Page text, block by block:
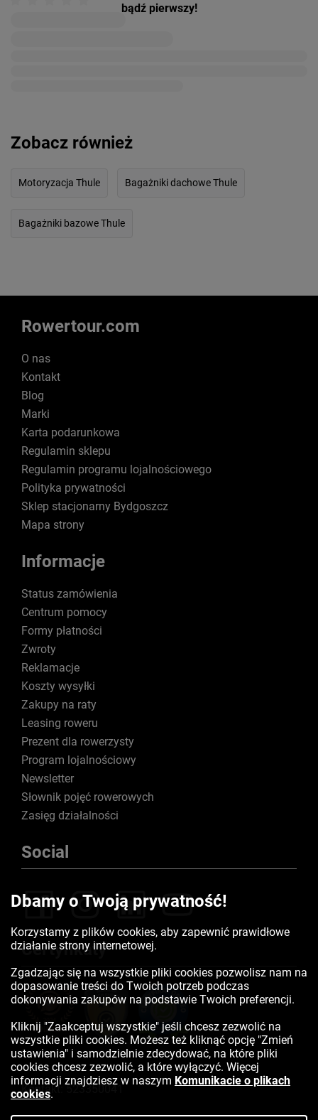
bądź pierwszy!
Zobacz również
Motoryzacja Thule Bagażniki dachowe Thule
Bagażniki bazowe Thule
Rowertour.com
O nas
Kontakt
Blog
Marki
Karta podarunkowa
Regulamin sklepu
Regulamin programu lojalnościowego
Polityka prywatności
Sklep stacjonarny Bydgoszcz
Mapa strony
Informacje
Status zamówienia
Centrum pomocy
Formy płatności
Zwroty
Reklamacje
Koszty wysyłki
Zakupy na raty
Leasing roweru
Prezent dla rowerzysty
Program lojalnościowy
Newsletter
Słownik pojęć rowerowych
Zasięg działalności
Social
Certyfikaty
Kontakt:523350041
Dbamy o Twoją prywatność!
Korzystamy z plików cookies, aby zapewnić prawidłowe
działanie strony internetowej.
Zgadzając się na wszystkie pliki cookies pozwolisz nam na
dopasowanie treści do Twoich potrzeb podczas
dokonywania zakupów na podstawie Twoich preferencji.
Kliknij "Zaakceptuj wszystkie" jeśli chcesz zezwolić na
wszystkie pliki cookies. Możesz też kliknąć opcję "Zmień
ustawienia" i samodzielnie zdecydować, na które pliki
cookies chcesz zezwolić, a które wyłączyć. Więcej
informacji znajdziesz w naszym Komunikacie o plikach
cookies.